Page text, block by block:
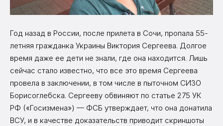
Год назад в России, после прилета в Сочи, пропала 55-
летняя гражданка Украины Виктория Сергеева. Долгое
время даже ее дети не знали, где она находится. Лишь
сейчас стало известно, что все это время Сергеева
провела в заключении, в том числе в пыточном СИЗО
Борисоглебска. Сергееву обвиняют по статье 275 УК
РФ («Госизмена») — ФСБ утверждает, что она донатила
ВСУ, и в качестве доказательств приводит скриншоты